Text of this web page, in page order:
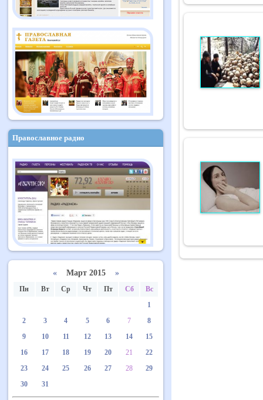
Православное радио
«Март 2015 »
Пн Вт Ср Чт Пт Сб
Вс
1
2
3 4 5 6 7
8
9
10 11 12 13 14
15
16
17 18 19 20 21
22
23
24 25 26 27 28
29
30
31